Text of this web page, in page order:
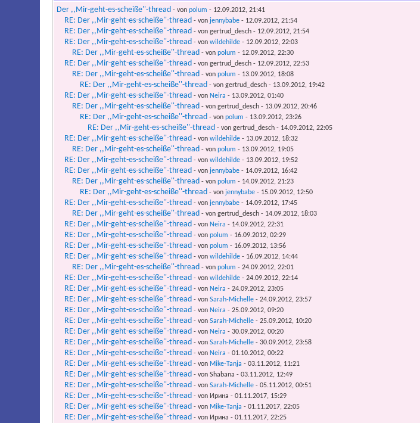
Der ,,Mir-geht-es-scheiße''-thread - von polum - 12.09.2012, 21:41
RE: Der ,,Mir-geht-es-scheiße''-thread - von jennybabe- 12.09.2012, 21:54
RE: Der ,,Mir-geht-es-scheiße''-thread - von gertrud_desch - 12.09.2012, 21:54
RE: Der ,,Mir-geht-es-scheiße''-thread - von wildehilde- 12.09.2012, 22:03
RE: Der ,,Mir-geht-es-scheiße''-thread - von polum - 12.09.2012, 22:30
RE: Der ,,Mir-geht-es-scheiße''-thread - von gertrud_desch - 12.09.2012, 22:53
RE: Der ,,Mir-geht-es-scheiße''-thread - von polum - 13.09.2012, 18:08
RE: Der ,,Mir-geht-es-scheiße''-thread - von gertrud_desch - 13.09.2012, 19:42
RE: Der ,,Mir-geht-es-scheiße''-thread - von Neira - 13.09.2012, 01:40
RE: Der ,,Mir-geht-es-scheiße''-thread - von gertrud_desch - 13.09.2012, 20:46
RE: Der ,,Mir-geht-es-scheiße''-thread - von polum - 13.09.2012, 23:26
RE: Der ,,Mir-geht-es-scheiße''-thread - von gertrud_desch - 14.09.2012, 22:05
RE: Der ,,Mir-geht-es-scheiße''-thread - von wildehilde- 13.09.2012, 18:32
RE: Der ,,Mir-geht-es-scheiße''-thread - von polum - 13.09.2012, 19:05
RE: Der ,,Mir-geht-es-scheiße''-thread - von wildehilde- 13.09.2012, 19:52
RE: Der ,,Mir-geht-es-scheiße''-thread - von jennybabe- 14.09.2012, 16:42
RE: Der ,,Mir-geht-es-scheiße''-thread - von polum - 14.09.2012, 21:23
RE: Der ,,Mir-geht-es-scheiße''-thread - von jennybabe- 15.09.2012, 12:50
RE: Der ,,Mir-geht-es-scheiße''-thread - von jennybabe- 14.09.2012, 17:45
RE: Der ,,Mir-geht-es-scheiße''-thread - von gertrud_desch - 14.09.2012, 18:03
RE: Der ,,Mir-geht-es-scheiße''-thread - von Neira - 14.09.2012, 22:31
RE: Der ,,Mir-geht-es-scheiße''-thread - von polum - 16.09.2012, 02:29
RE: Der ,,Mir-geht-es-scheiße''-thread - von polum - 16.09.2012, 13:56
RE: Der ,,Mir-geht-es-scheiße''-thread - von wildehilde- 16.09.2012, 14:44
RE: Der ,,Mir-geht-es-scheiße''-thread - von polum - 24.09.2012, 22:01
RE: Der ,,Mir-geht-es-scheiße''-thread - von wildehilde- 24.09.2012, 22:14
RE: Der ,,Mir-geht-es-scheiße''-thread - von Neira - 24.09.2012, 23:05
RE: Der ,,Mir-geht-es-scheiße''-thread - von Sarah-Michelle- 24.09.2012, 23:57
RE: Der ,,Mir-geht-es-scheiße''-thread - von Neira - 25.09.2012, 09:20
RE: Der ,,Mir-geht-es-scheiße''-thread - von Sarah-Michelle- 25.09.2012, 10:20
RE: Der ,,Mir-geht-es-scheiße''-thread - von Neira - 30.09.2012, 00:20
RE: Der ,,Mir-geht-es-scheiße''-thread - von Sarah-Michelle- 30.09.2012, 23:58
RE: Der ,,Mir-geht-es-scheiße''-thread - von Neira - 01.10.2012, 00:22
RE: Der ,,Mir-geht-es-scheiße''-thread - von Mike-Tanja - 03.11.2012, 11:21
RE: Der ,,Mir-geht-es-scheiße''-thread - von Shabana - 03.11.2012, 12:49
RE: Der ,,Mir-geht-es-scheiße''-thread - von Sarah-Michelle- 05.11.2012, 00:51
RE: Der ,,Mir-geht-es-scheiße''-thread - von Ирина - 01.11.2017, 15:29
RE: Der ,,Mir-geht-es-scheiße''-thread - von Mike-Tanja - 01.11.2017, 22:05
RE: Der ,,Mir-geht-es-scheiße''-thread - von Ирина - 01.11.2017, 22:25